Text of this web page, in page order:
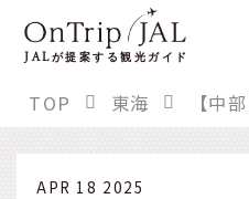
JALが提案する観光ガイド
TOP 東海
APR 18 2025